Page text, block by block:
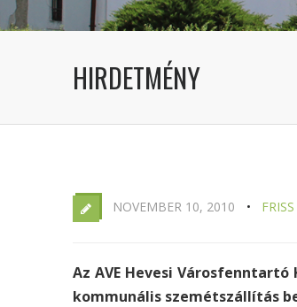
HIRDETMÉNY
NOVEMBER 10, 2010
Az AVE Hevesi
kommunális szemétszállítás